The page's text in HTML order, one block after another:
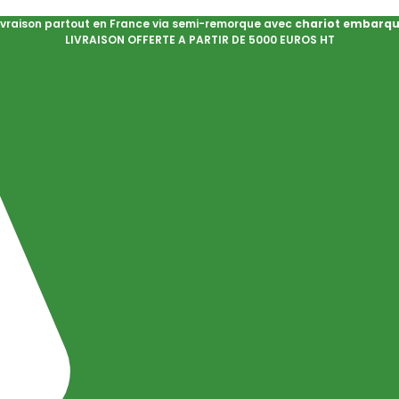
partout en France via semi-remorque avec chariot
LIVRAISON OFFERTE A PARTIR DE 5000 EUROS HT